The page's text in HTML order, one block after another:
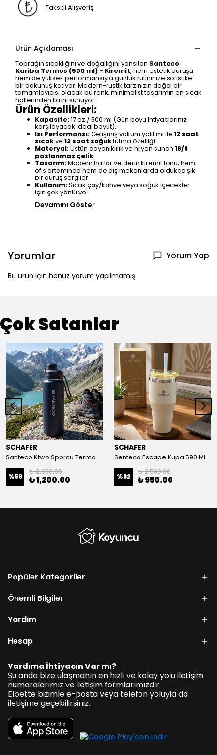
Taksitli Alışveriş
Ürün Açıklaması
Toprağın sıcaklığını ve doğallığını yansıtan Santeco
Kariba Termos (500 ml) - Kiremit, hem estetik duruşu
hem de yüksek performansıyla günlük rutininize sofistike
bir dokunuş katıyor. Modern-rustik tarzınızın doğal bir
tamamlayıcısı olacak bu renk, minimalist tasarımın en sıcak
hallerinden birini sunuyor.
Ürün Özellikleri:
Kapasite:17 oz / 500 ml (Gün boyu ihtiyaçlarınızı
karşılayacak ideal boyut).
Isı Performansı:Gelişmiş vakum yalıtımı ile 12 saat
sıcakve 12 saat soğuktutma özelliği.
Materyal:Üstün dayanıklılık ve hijyen sunan 18/8
paslanmaz çelik.
Tasarım:Modern hatlar ve derin kiremit tonu; hem
ofis ortamında hem de dış mekanlarda oldukça şık
bir duruş sergiler.
Kullanım:Sıcak çay/kahve veya soğuk içecekler
için çok yönlü ve
Devamını Göster
Yorumlar Yorum Yap
Bu ürün için henüz yorum yapılmamış.
Çok Satanlar
SCHAFER
Santeco Ktwo Sporcu Termosu 710 Ml-Lacivert
%59
₺ 2,950.00
₺ 1,200.00
SCHAFER
Senteco Escape Kupa 590 Ml-Sarı
%62
₺ 2,500.00
₺ 950.00
Popüler Kategoriler
Önemli Bilgiler
Yardım
Hesap
Yardıma İhtiyacın Var mı?
Şu anda bize ulaşmanın en hızlı ve kolay yolu iletişim
numaralarımız ve iletişim formlarımızdır.
Elbette bizimle e-posta veya telefon yoluyla da
iletişime geçebilirsiniz.